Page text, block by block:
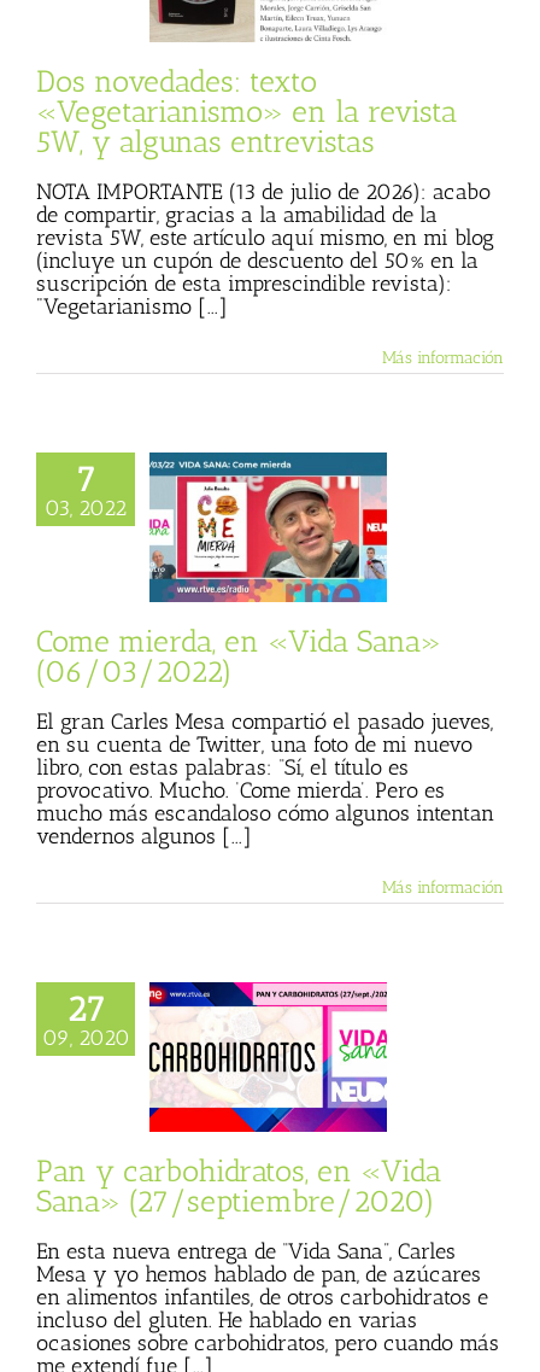
Basulto
Dos novedades: texto
«Vegetarianismo» en la revista
5W, y algunas entrevistas
NOTA IMPORTANTE (13 de julio de 2026): acabo
de compartir, gracias a la amabilidad de la
revista 5W, este artículo aquí mismo, en mi blog
(incluye un cupón de descuento del 50% en la
suscripción de esta imprescindible revista):
"Vegetarianismo [...]
Más información
7
03, 2022
en «Vida
(06/03/2022)
Come mierda, en «Vida Sana»
(06/03/2022)
El gran Carles Mesa compartió el pasado jueves,
en su cuenta de Twitter, una foto de mi nuevo
libro, con estas palabras: “Sí, el título es
provocativo. Mucho. ‘Come mierda’. Pero es
mucho más escandaloso cómo algunos intentan
vendernos algunos [...]
Más información
27
09, 2020
en
Sana»
Pan y carbohidratos, en «Vida
Sana» (27/septiembre/2020)
En esta nueva entrega de “Vida Sana”, Carles
Mesa y yo hemos hablado de pan, de azúcares
en alimentos infantiles, de otros carbohidratos e
incluso del gluten. He hablado en varias
ocasiones sobre carbohidratos, pero cuando más
me extendí fue [...]